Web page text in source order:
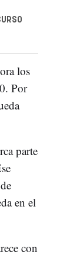
los
Por
parte
en el
con